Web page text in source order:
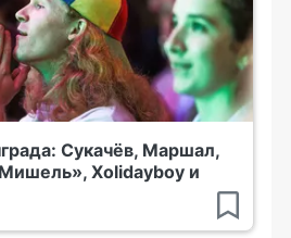
Сукачёв, Маршал,
Xolidayboy и